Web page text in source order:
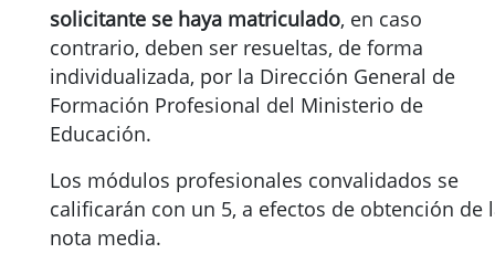
solicitante se haya matriculado, en caso
contrario, deben ser resueltas, de forma
individualizada, por la Dirección General de
Formación Profesional del Ministerio de
Educación.
Los módulos profesionales convalidados se
calificarán con un 5, a efectos de obtención de
nota media.